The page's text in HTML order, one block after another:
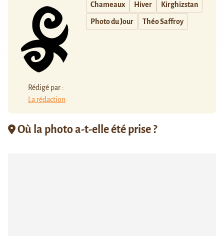
Rédigé par :
La rédaction
Chameaux Hiver Kirghizstan
Photo du Jour Théo Saffroy
Où la photo a-t-elle été prise ?